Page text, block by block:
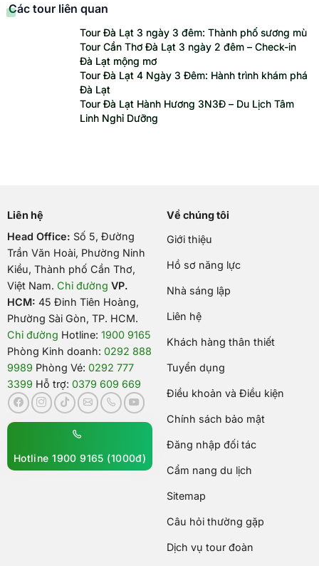
Các tour liên quan
Tour Đà Lạt 3 ngày 3 đêm: Thành phố sương mù
Tour Cần Thơ Đà Lạt 3 ngày 2 đêm – Check-in
Đà Lạt mộng mơ
Tour Đà Lạt 4 Ngày 3 Đêm: Hành trình khám phá
Đà Lạt
Tour Đà Lạt Hành Hương 3N3Đ – Du Lịch Tâm
Linh Nghỉ Dưỡng
Liên hệ
Head Office: Số 5, Đường
Trần Văn Hoài, Phường Ninh
Kiều, Thành phố Cần Thơ,
Việt Nam. Chỉ đường VP.
HCM: 45 Đinh Tiên Hoàng,
Phường Sài Gòn, TP. HCM.
Chỉ đường Hotline: 1900 9165
Phòng Kinh doanh: 0292 888
9989 Phòng Vé: 0292 777
3399 Hỗ trợ: 0379 609 669
Hotline 1900 9165 (1000đ)
Về chúng tôi
Giới thiệu
Hồ sơ năng lực
Nhà sáng lập
Liên hệ
Khách hàng thân thiết
Tuyển dụng
Điều khoản và Điều kiện
Chính sách bảo mật
Đăng nhập đối tác
Cẩm nang du lịch
Sitemap
Câu hỏi thường gặp
Dịch vụ tour đoàn